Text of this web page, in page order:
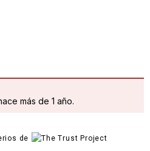
más de 1 año.
de